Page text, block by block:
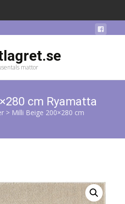
mattor
cm Ryamatta
> Milli Beige 200×280 cm